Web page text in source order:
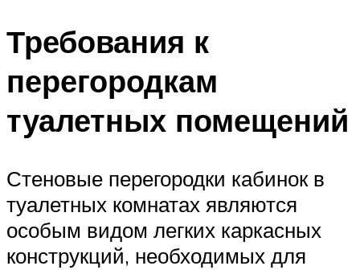
Требования к
перегородкам
туалетных помещений
Стеновые перегородки кабинок в
туалетных комнатах являются
особым видом легких каркасных
конструкций, необходимых для